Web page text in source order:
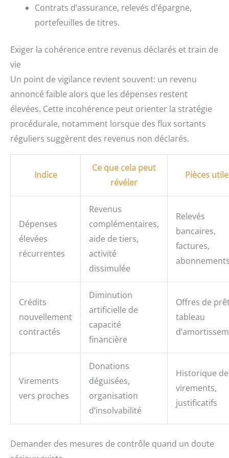
Contrats d’assurance, relevés d’épargne,
portefeuilles de titres.
Exiger la cohérence entre revenus déclarés et train de
vie
Un point de vigilance revient souvent: un revenu
annoncé faible alors que les dépenses restent
élevées. Cette incohérence peut orienter la stratégie
procédurale, notamment lorsque des flux sortants
réguliers suggèrent des revenus non déclarés.
Indice
Ce que cela peut
révéler
Pièces
Dépenses
élevées
récurrentes
Revenus
complémentaires,
aide de tiers,
activité
dissimulée
Relevés
bancaires,
factures,
Crédits
nouvellement
contractés
Diminution
artificielle de
capacité
financière
Offres de
tableau
Virements
vers proches
Donations
déguisées,
organisation
d’insolvabilité
Historique de
virements,
justificatifs
Demander des mesures de contrôle quand un doute